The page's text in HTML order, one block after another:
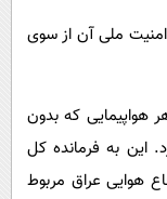
ملی آن از سوی
هواپیمایی که بدون
این به فرمانده کل
هوایی عراق مربوط